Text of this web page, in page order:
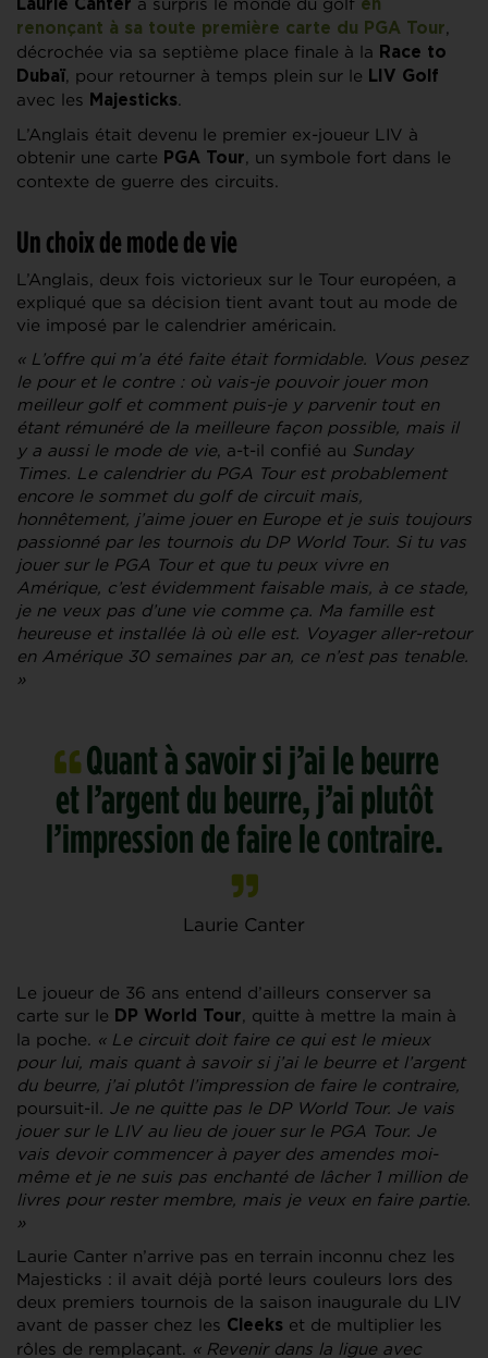
Laurie Canter
en
renonçant à sa toute première carte du PGA Tour,
décrochée via sa septième place finale à la Race to
Dubaï, pour retourner à temps plein sur le LIV Golf
avec les Majesticks.
L’Anglais était devenu le premier ex-joueur LIV à
obtenir une carte PGA Tour, un symbole fort dans le
contexte de guerre des circuits.
Un choix de mode de vie
L’Anglais, deux fois victorieux sur le Tour européen, a
expliqué que sa décision tient avant tout au mode de
vie imposé par le calendrier américain.
« L’offre qui m’a été faite était formidable. Vous pesez
le pour et le contre : où vais-je pouvoir jouer mon
meilleur golf et comment puis-je y parvenir tout en
étant rémunéré de la meilleure façon possible, mais il
y a aussi le mode de vie, a-t-il confié au Sunday
Times. Le calendrier du PGA Tour est probablement
encore le sommet du golf de circuit mais,
honnêtement, j’aime jouer en Europe et je suis toujours
passionné par les tournois du DP World Tour. Si tu vas
jouer sur le PGA Tour et que tu peux vivre en
Amérique, c’est évidemment faisable mais, à ce stade,
je ne veux pas d’une vie comme ça. Ma famille est
heureuse et installée là où elle est. Voyager aller-retour
en Amérique 30 semaines par an, ce n’est pas tenable.
»
Quant à savoir si j’ai le beurre
et l’argent du beurre, j’ai plutôt
l’impression de faire le contraire.
Laurie Canter
Le joueur de 36 ans entend d’ailleurs conserver sa
carte sur le DP World Tour, quitte à mettre la main à
la poche. « Le circuit doit faire ce qui est le mieux
pour lui, mais quant à savoir si j’ai le beurre et l’argent
du beurre, j’ai plutôt l’impression de faire le contraire,
poursuit-il. Je ne quitte pas le DP World Tour. Je vais
jouer sur le LIV au lieu de jouer sur le PGA Tour. Je
vais devoir commencer à payer des amendes moi-
même et je ne suis pas enchanté de lâcher 1 million de
livres pour rester membre, mais je veux en faire partie.
»
Laurie Canter n’arrive pas en terrain inconnu chez les
Majesticks : il avait déjà porté leurs couleurs lors des
deux premiers tournois de la saison inaugurale du LIV
avant de passer chez les Cleeks et de multiplier les
rôles de remplaçant. « Revenir dans la ligue avec